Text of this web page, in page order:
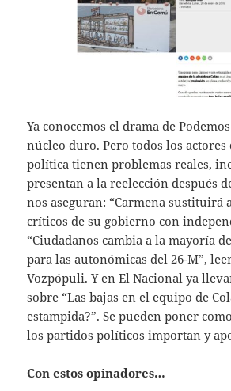
Ya conocemos el drama de
núcleo duro. Pero todos los actores
política tienen problemas reales,
presentan a la reelección después
nos aseguran: “Carmena sustituirá
críticos de su gobierno con
“Ciudadanos cambia a la mayoría
para las autonómicas del 26-M”,
Vozpópuli. Y en El Nacional ya
sobre “Las bajas en el equipo de
estampida?”. Se pueden poner
los partidos políticos importan y
Con estos opinadores…